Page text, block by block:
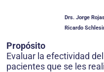
Drs. Jorge
Ricardo
Propósito
Evaluar la efectividad
pacientes que se les